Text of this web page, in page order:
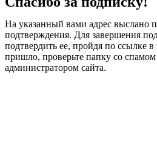
На указанный вами адрес выслано
подтверждения. Для завершения
подтвердить ее, пройдя по ссылке
пришло, проверьте папку со
администратором сайта.